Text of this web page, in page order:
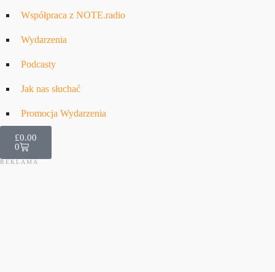
Współpraca z NOTE.radio
Wydarzenia
Podcasty
Jak nas słuchać
Promocja Wydarzenia
£0.00
0